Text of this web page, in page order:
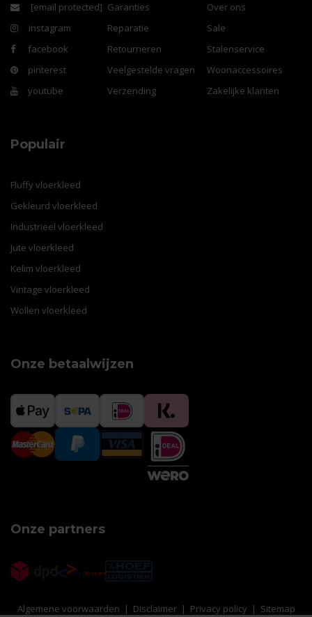
[email protected]
instagram
facebook
pinterest
youtube
Garanties
Reparatie
Retourneren
Veelgestelde vragen
Verzending
Over ons
Sale
Stalenservice
Woonaccessoires
Zakelijke klanten
Populair
Fluffy vloerkleed
Gekleurd vloerkleed
Industrieel vloerkleed
Jute vloerkleed
Kelim vloerkleed
Vintage vloerkleed
Wollen vloerkleed
Onze betaalwijzen
Onze partners
Algemene voorwaarden | Disclaimer| Privacy policy | Sitemap